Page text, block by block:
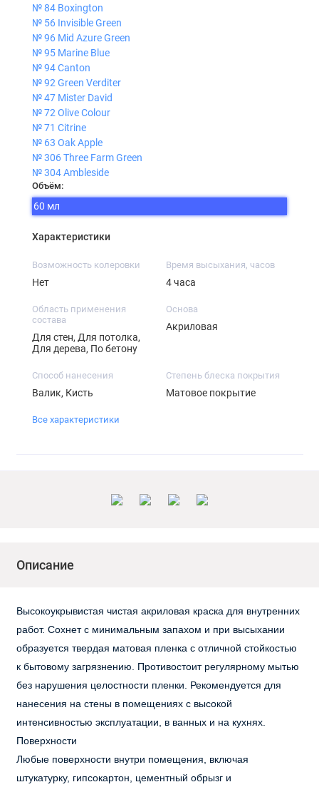
№ 84 Boxington
№ 56 Invisible Green
№ 96 Mid Azure Green
№ 95 Marine Blue
№ 94 Canton
№ 92 Green Verditer
№ 47 Mister David
№ 72 Olive Colour
№ 71 Citrine
№ 63 Oak Apple
№ 306 Three Farm Green
№ 304 Ambleside
Объём:
60 мл
Характеристики
Возможность колеровки
Нет
Время высыхания, часов
4 часа
Область применения
состава
Для стен, Для потолка,
Для дерева, По бетону
Основа
Акриловая
Способ нанесения
Валик, Кисть
Степень блеска покрытия
Матовое покрытие
Все характеристики
Описание
Высокоукрывистая чистая акриловая краска для внутренних
работ. Сохнет с минимальным запахом и при высыхании
образуется твердая матовая пленка с отличной стойкостью
к бытовому загрязнению. Противостоит регулярному мытью
без нарушения целостности пленки. Рекомендуется для
нанесения на стены в помещениях с высокой
интенсивностью эксплуатации, в ванных и на кухнях.
Поверхности
Любые поверхности внутри помещения, включая
штукатурку, гипсокартон, цементный обрызг и